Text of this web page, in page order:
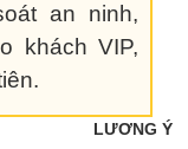
an ninh,
khách VIP,
LƯƠNG Ý